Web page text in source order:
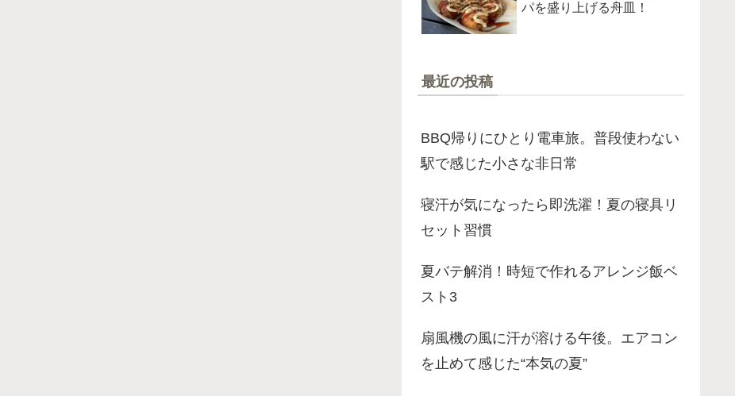
パを盛り上げる舟皿！
最近の投稿
BBQ帰りにひとり電車旅。普段使わない
駅で感じた小さな非日常
寝汗が気になったら即洗濯！夏の寝具リ
セット習慣
夏バテ解消！時短で作れるアレンジ飯ベ
スト3
扇風機の風に汗が溶ける午後。エアコン
を止めて感じた“本気の夏”